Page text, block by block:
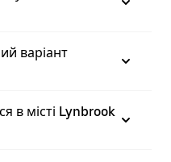
варіант
в місті Lynbrook